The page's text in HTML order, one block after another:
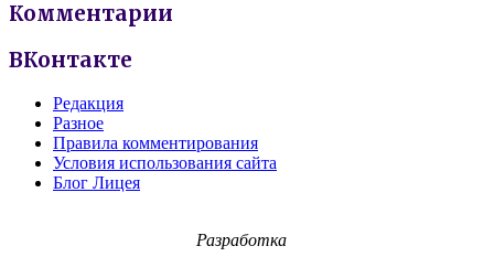
Комментарии
ВКонтакте
Редакция
Разное
Правила комментирования
Условия использования сайта
Блог Лицея
Разработка